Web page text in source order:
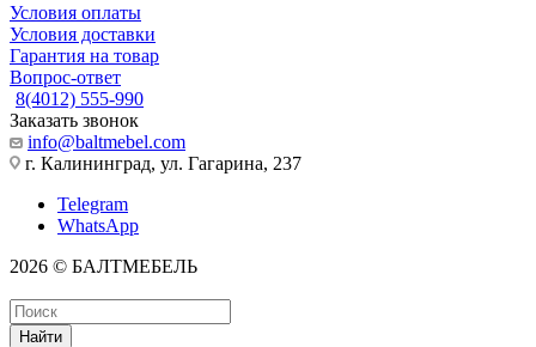
Условия оплаты
Условия доставки
Гарантия на товар
Вопрос-ответ
8(4012) 555-990
Заказать звонок
info@baltmebel.com
г. Калининград, ул. Гагарина, 237
Telegram
WhatsApp
2026 © БАЛТМЕБЕЛЬ
Найти